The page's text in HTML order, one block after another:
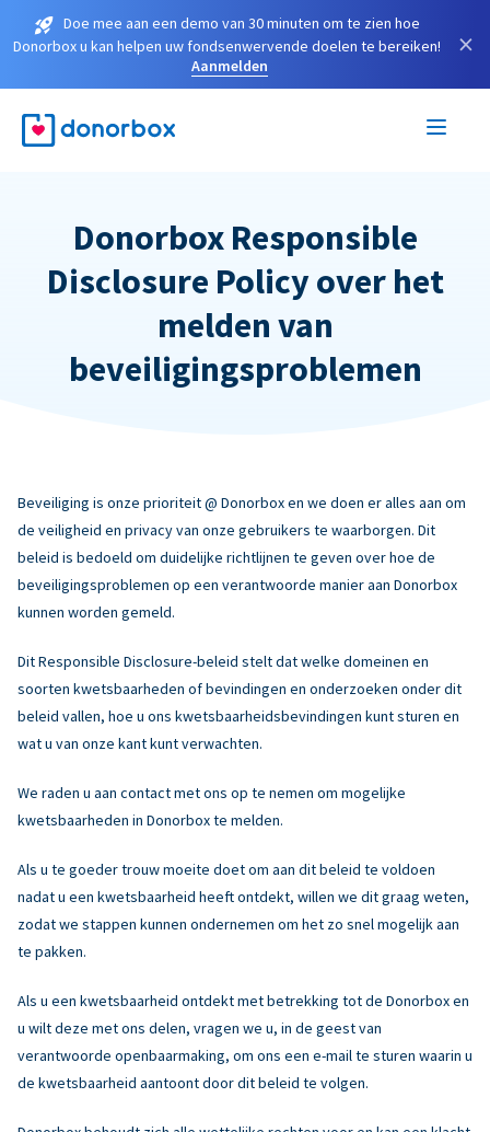
Doe mee aan een demo van 30 minuten om te zien hoe
Donorbox u kan helpen uw fondsenwervende doelen te bereiken!
Aanmelden
×
Donorbox Responsible
Disclosure Policy over het
melden van
beveiligingsproblemen
Beveiliging is onze prioriteit @ Donorbox en we doen er alles aan om
de veiligheid en privacy van onze gebruikers te waarborgen. Dit
beleid is bedoeld om duidelijke richtlijnen te geven over hoe de
beveiligingsproblemen op een verantwoorde manier aan Donorbox
kunnen worden gemeld.
Dit Responsible Disclosure-beleid stelt dat welke domeinen en
soorten kwetsbaarheden of bevindingen en onderzoeken onder dit
beleid vallen, hoe u ons kwetsbaarheidsbevindingen kunt sturen en
wat u van onze kant kunt verwachten.
We raden u aan contact met ons op te nemen om mogelijke
kwetsbaarheden in Donorbox te melden.
Als u te goeder trouw moeite doet om aan dit beleid te voldoen
nadat u een kwetsbaarheid heeft ontdekt, willen we dit graag weten,
zodat we stappen kunnen ondernemen om het zo snel mogelijk aan
te pakken.
Als u een kwetsbaarheid ontdekt met betrekking tot de Donorbox en
u wilt deze met ons delen, vragen we u, in de geest van
verantwoorde openbaarmaking, om ons een e-mail te sturen waarin u
de kwetsbaarheid aantoont door dit beleid te volgen.